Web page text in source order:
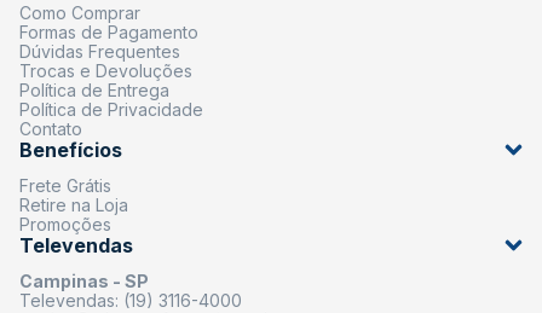
Como Comprar
Formas de Pagamento
Dúvidas Frequentes
Trocas e Devoluções
Política de Entrega
Política de Privacidade
Contato
Benefícios
Frete Grátis
Retire na Loja
Promoções
Televendas
Campinas - SP
Televendas: (19) 3116-4000